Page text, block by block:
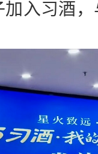
入习酒